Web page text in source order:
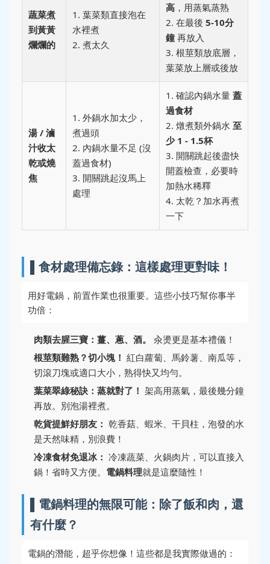
蔬菜煮
到黃黃
爛爛的
1. 葉菜類直接泡在
水裡煮
2. 煮太久
高 ，用蒸氣蒸熟
2. 在最後 5-10分
鐘 再放入
3. 根莖類放底層，
葉菜放上層或後放
湯 / 滷
汁收太
乾或燒
焦
1. 外鍋水加太少，
煮過頭
2. 內鍋水量不足 (沒
蓋過食材)
3. 開關跳起沒馬上
處理
1. 確認內鍋水量 蓋
過食材
2. 燉煮類外鍋水 至
少 1 - 1.5杯
3. 開關跳起後盡快
開蓋檢查，必要時
加熱水稀釋
4. 太乾？加水再煮
一下
▌食材處理備忘錄：這樣處理更對味！
用好電鍋，前置作業也很重要。這些小技巧幫你事半
功倍：
肉類去腥三寶：薑、蔥、酒。
汆燙更是基本禮儀！
根莖類難熟？切小塊！ 紅白蘿蔔、馬鈴薯、南瓜等，
切滾刀塊或適口大小，熟得快又均勻。
葉菜翠綠秘訣：蒸就對了！ 架高用蒸氣，最後幾分鐘
再放。別泡湯裡煮。
乾貨提鮮好朋友： 乾香菇、蝦米、干貝柱，泡發的水
是天然味精，別浪費！
冷凍食材免退冰： 冷凍蔬菜、火鍋肉片，可以直接入
鍋！省時又方便。 電鍋料理就是這麼隨性！
▌電鍋料理的無限可能：除了飯和肉，還
有什麼？
電鍋的潛能，超乎你想像！這些都是我實際做過的：